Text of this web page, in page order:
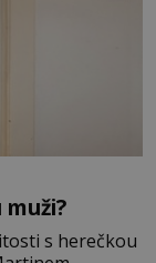
s herečkou